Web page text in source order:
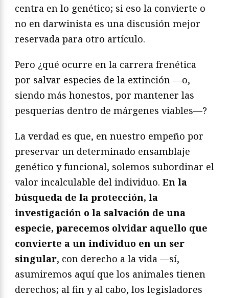
centra en lo genético; si eso la convierte o
no en darwinista es una discusión mejor
reservada para otro artículo.
Pero ¿qué ocurre en la carrera frenética
por salvar especies de la extinción —o,
siendo más honestos, por mantener las
pesquerías dentro de márgenes viables—?
La verdad es que, en nuestro empeño por
preservar un determinado ensamblaje
genético y funcional, solemos subordinar el
valor incalculable del individuo. En la
búsqueda de la protección, la
investigación o la salvación de una
especie, parecemos olvidar aquello que
convierte a un individuo en un ser
singular, con derecho a la vida —sí,
asumiremos aquí que los animales tienen
derechos; al fin y al cabo, los legisladores